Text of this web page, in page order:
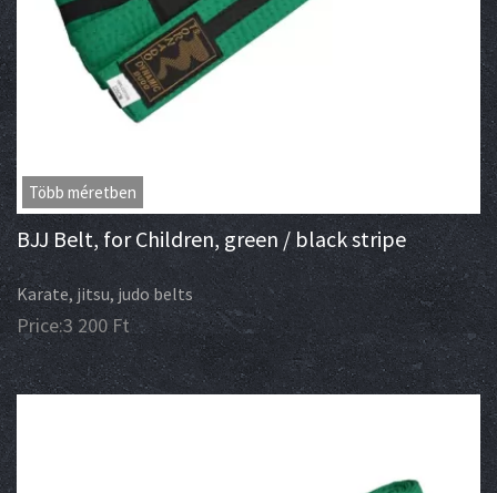
Több méretben
BJJ Belt, for Children, green / black stripe
Karate, jitsu, judo belts
Price:3 200Ft